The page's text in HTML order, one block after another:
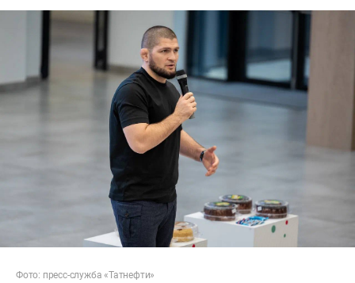
Фото: пресс-служба «Татнефти»